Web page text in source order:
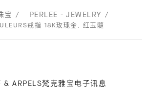
宝 PERLEE - JEWELRY
戒指 18K玫瑰金, 红玉髓
& ARPELS梵克雅宝电子讯息